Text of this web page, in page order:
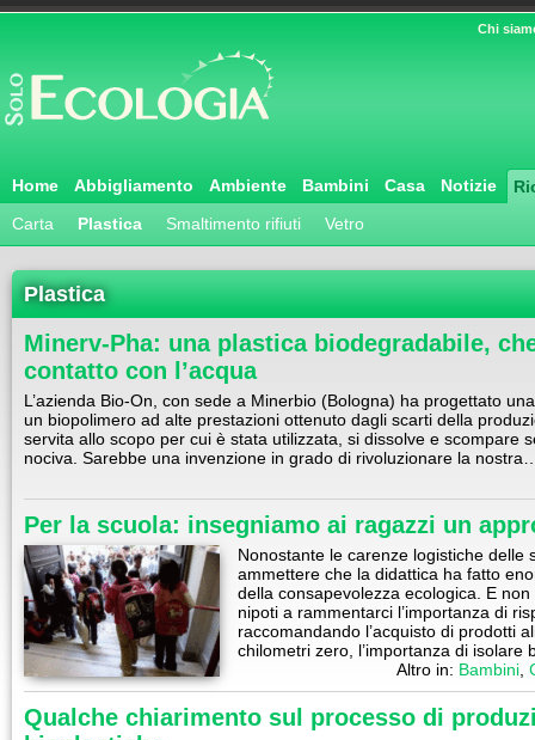
Chi
Home Abbigliamento Ambiente Bambini Casa Notizie
Carta
Plastica Smaltimento rifiuti Vetro
Plastica
Minerv-Pha: una plastica biodegradabile,
contatto con l’acqua
L’azienda Bio-On, con sede a Minerbio (Bologna) ha progettato
un biopolimero ad alte prestazioni ottenuto dagli scarti della
servita allo scopo per cui è stata utilizzata, si dissolve e scompare
nociva. Sarebbe una invenzione in grado di rivoluzionare la
Per la scuola: insegniamo ai ragazzi un
Nonostante le carenze logistiche delle
ammettere che la didattica ha fatto
della consapevolezza ecologica. E
nipoti a rammentarci l’importanza di
raccomandando l’acquisto di prodotti
chilometri zero, l’importanza di
Altro in: Bambini
Qualche chiarimento sul processo di